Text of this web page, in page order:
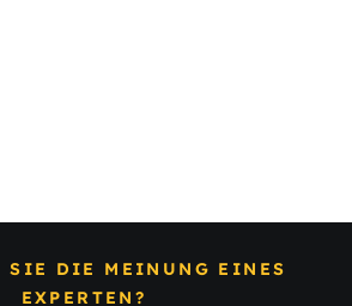
SIE DIE MEINUNG EINES
EXPERTEN?